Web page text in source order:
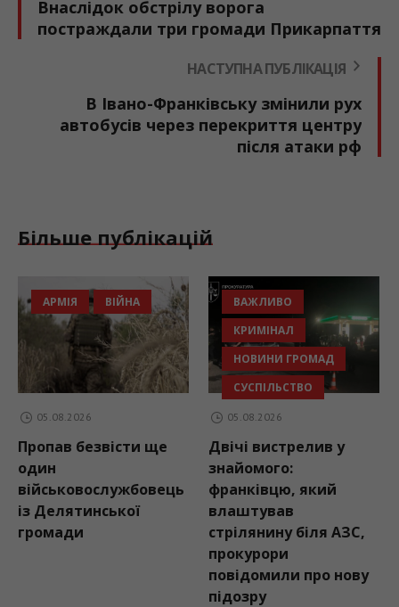
Внаслідок обстрілу ворога
постраждали три громади Прикарпаття
НАСТУПНА ПУБЛІКАЦІЯ
В Івано-Франківську змінили рух
автобусів через перекриття центру
після атаки рф
Більше публікацій
АРМІЯ ВІЙНА
05.08.2026
Пропав безвісти ще
один
військовослужбовець
із Делятинської
громади
ВАЖЛИВО
КРИМІНАЛ
НОВИНИ ГРОМАД
СУСПІЛЬСТВО
05.08.2026
Двічі вистрелив у
знайомого:
франківцю, який
влаштував
стрілянину біля АЗС,
прокурори
повідомили про нову
підозру